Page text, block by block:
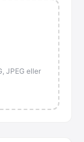
JPEG eller